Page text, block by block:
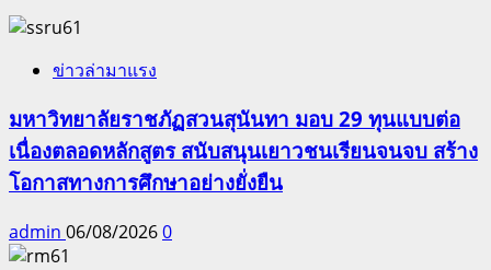
ข่าวล่ามาแรง
มหาวิทยาลัยราชภัฏสวนสุนันทา มอบ 29 ทุนแบบต่อ
เนื่องตลอดหลักสูตร สนับสนุนเยาวชนเรียนจนจบ สร้าง
โอกาสทางการศึกษาอย่างยั่งยืน
admin 06/08/20260